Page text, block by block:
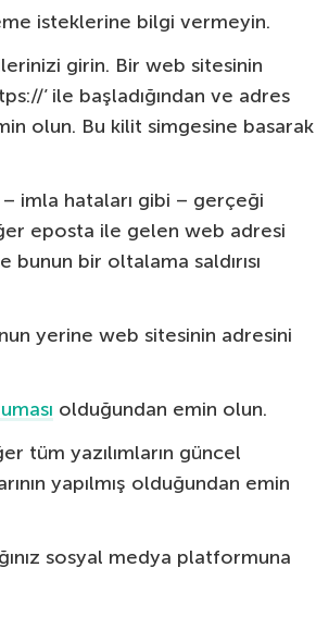
isteklerine bilgi vermeyin.
girin. Bir web sitesinin
’ ile başladığından ve adres
olun. Bu kilit simgesine basarak
imla hataları gibi – gerçeği
eposta ile gelen web adresi
bir oltalama saldırısı
yerine web sitesinin adresini
olduğundan emin olun.
tüm yazılımların güncel
yapılmış olduğundan emin
sosyal medya platformuna